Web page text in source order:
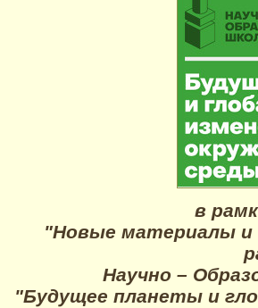
в
"Новые материалы и
Научно –
"Будущее планеты и